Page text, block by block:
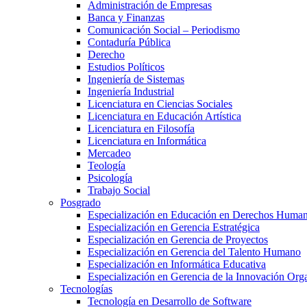
Administración de Empresas
Banca y Finanzas
Comunicación Social – Periodismo
Contaduría Pública
Derecho
Estudios Políticos
Ingeniería de Sistemas
Ingeniería Industrial
Licenciatura en Ciencias Sociales
Licenciatura en Educación Artística
Licenciatura en Filosofía
Licenciatura en Informática
Mercadeo
Teología
Psicología
Trabajo Social
Posgrado
Especialización en Educación en Derechos
Especialización en Gerencia Estratégica
Especialización en Gerencia de Proyectos
Especialización en Gerencia del Talento Humano
Especialización en Informática Educativa
Especialización en Gerencia de la Innovación
Tecnologías
Tecnología en Desarrollo de Software